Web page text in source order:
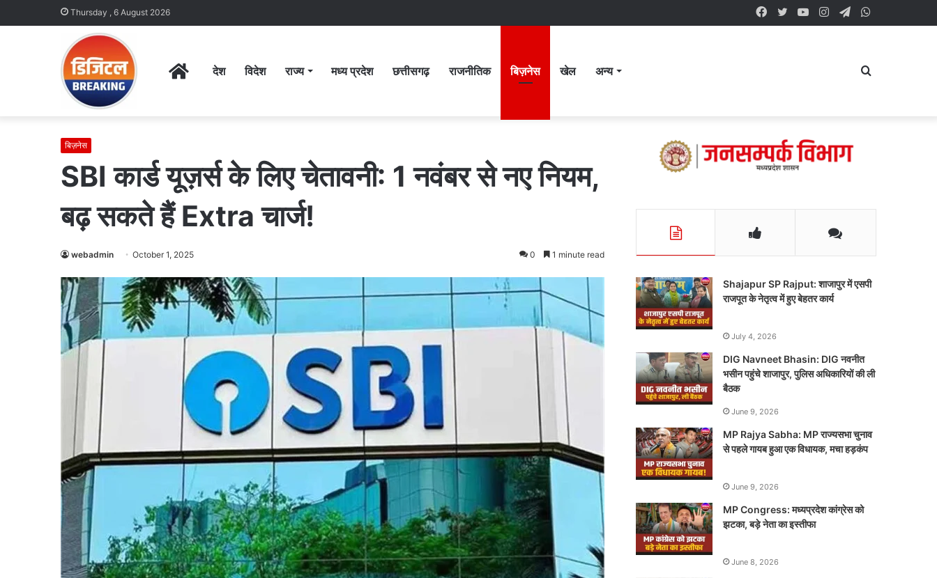
Thursday , 6 August 2026 Telegram
Instagram
YouTube
Twitter
Facebook
Homeदेश विदेश राज्य मध्य प्रदेश छत्तीसगढ़ राजनीतिक बिज़नेस खेल अन्य Search
बिज़नेस
SBI कार्ड यूज़र्स के लिए चेतावनी: 1 नवंबर से नए नियम,
बढ़ सकते हैं Extra चार्ज!
webadmin October 1, 2025 0 1 minute read
Shajapur SP Rajput: शाजापुर में एसपी
राजपूत के नेतृत्व में हुए बेहतर कार्य
July 4, 2026
DIG Navneet Bhasin: DIG नवनीत
भसीन पहुंचे शाजापुर, पुलिस अधिकारियों की ली
बैठक
June 9, 2026
MP Rajya Sabha: MP राज्यसभा चुनाव
से पहले गायब हुआ एक विधायक, मचा हड़कंप
June 9, 2026
MP Congress: मध्यप्रदेश कांग्रेस को
झटका, बड़े नेता का इस्तीफा
June 8, 2026